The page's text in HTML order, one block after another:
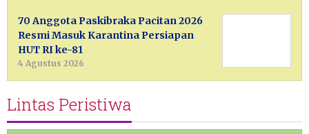
70 Anggota Paskibraka Pacitan 2026
Resmi Masuk Karantina Persiapan
HUT RI ke-81
4 Agustus 2026
Lintas Peristiwa